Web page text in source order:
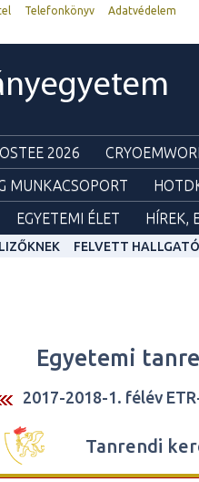
Telefonkönyv
Adatvédelem
2026
MUNKACSOPORT
EGYETEMI ÉLET HÍREK,
FELVETT
Egyetemi
2017-2018-1. félév
Tanrendi